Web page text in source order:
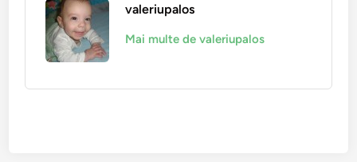
valeriupalos
Mai multe de valeriupalos